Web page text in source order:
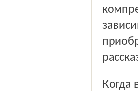
Когда возникают какие-то проблемы (недавно, например,